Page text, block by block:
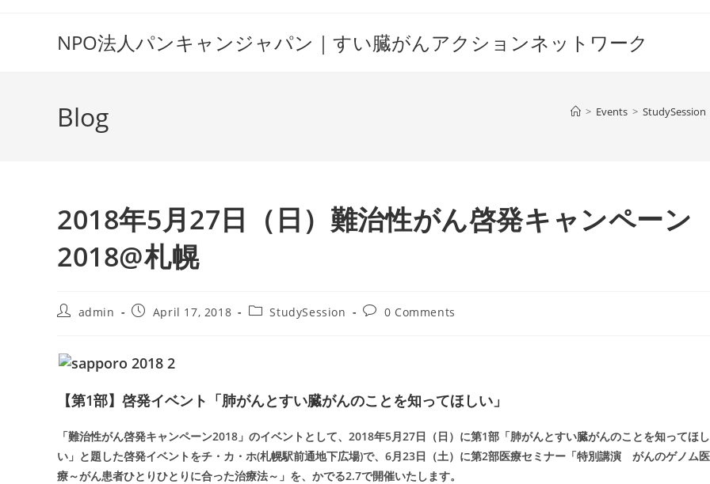
NPO法人パンキャンジャパン｜すい臓がんアクションネットワーク
Blog > Events > StudySession
2018年5月27日（日）難治性がん啓発キャンペーン
2018@札幌
Postadmin
PostApril 17, 2018
PostStudySession
Post0 Comments
【第1部】啓発イベント「肺がんとすい臓がんのことを知ってほしい」
「難治性がん啓発キャンペーン2018」のイベントとして、2018年5月27日（日）に第1部「肺がんとすい臓がんのことを知ってほし
い」と題した啓発イベントをチ・カ・ホ(札幌駅前通地下広場)で、6月23日（土）に第2部医療セミナー「特別講演 がんのゲノム医
療～がん患者ひとりひとりに合った治療法～」を、かでる2.7で開催いたします。